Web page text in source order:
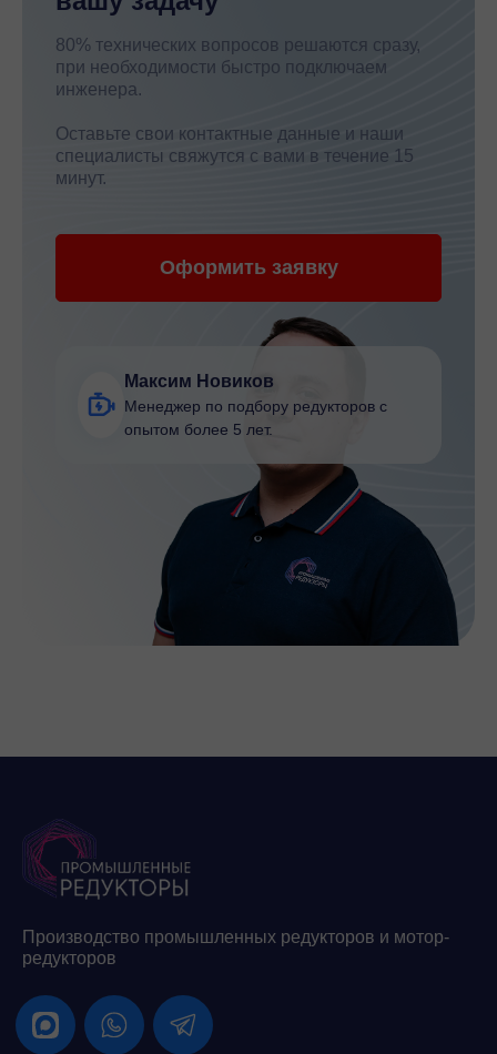
80% технических вопросов решаются сразу,
при необходимости быстро подключаем
инженера.
Оставьте свои контактные данные и наши
специалисты свяжутся с вами в течение 15
минут.
Оформить заявку
Максим Новиков
Менеджер по подбору редукторов с
опытом более 5 лет.
Производство промышленных редукторов и мотор-
редукторов